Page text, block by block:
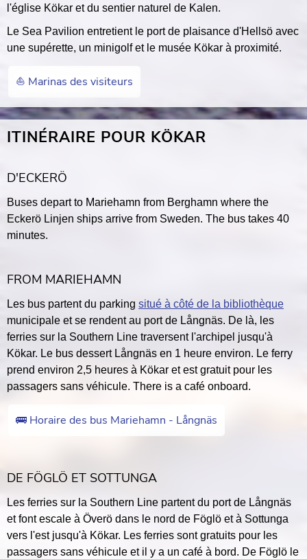
l'église Kökar et du sentier naturel de Kalen.
Le Sea Pavilion entretient le port de plaisance d'Hellsö avec
une supérette, un minigolf et le musée Kökar à proximité.
⛵️ Marinas des visiteurs
ITINÉRAIRE POUR KÖKAR
D'ECKERÖ
Buses depart to Mariehamn from Berghamn where the
Eckerö Linjen ships arrive from Sweden. The bus takes 40
minutes.
FROM MARIEHAMN
Les bus partent du parking situé à côté de la bibliothèque
municipale et se rendent au port de Långnäs. De là, les
ferries sur la Southern Line traversent l'archipel jusqu'à
Kökar. Le bus dessert Långnäs en 1 heure environ. Le ferry
prend environ 2,5 heures à Kökar et est gratuit pour les
passagers sans véhicule. There is a café onboard.
🚌 Horaire des bus Mariehamn - Långnäs
DE FÖGLÖ ET SOTTUNGA
Les ferries sur la Southern Line partent du port de Långnäs
et font escale à Överö dans le nord de Föglö et à Sottunga
vers l'est jusqu'à Kökar. Les ferries sont gratuits pour les
passagers sans véhicule et il y a un café à bord. De Föglö le